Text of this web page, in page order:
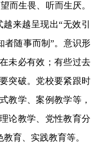
而生畏、听而生厌。
来越呈现出“无效引
者随事而制”。意识形
未必有效；有些过去
突破。党校要紧跟时
教学、案例教学等，
论教学、党性教育分
育、实践教育等。